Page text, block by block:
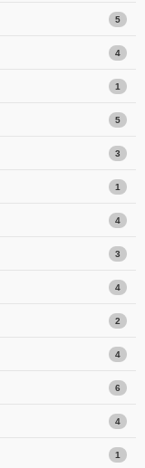
5
4
1
5
3
1
4
3
4
2
4
6
4
1